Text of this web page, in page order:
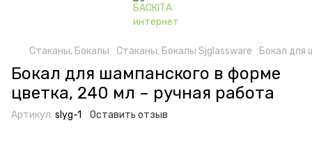
Стаканы, Бокалы Стаканы, Бокалы Sjglassware Бокал для
Бокал для шампанского в форме
цветка, 240 мл – ручная работа
Артикул: slyg-1 Оставить отзыв